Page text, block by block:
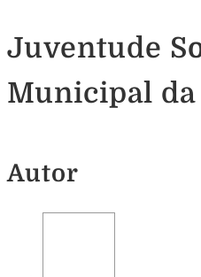
Juventude
Municipal da
Autor